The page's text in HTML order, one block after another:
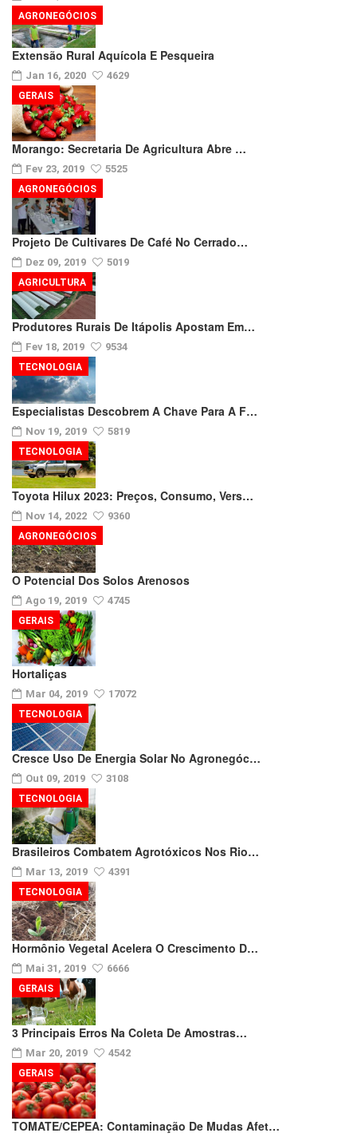
Extensão Rural Aquícola E Pesqueira
Jan 16, 2020 4629
AGRONEGÓCIOS
Morango: Secretaria De Agricultura Abre …
Fev 23, 2019 5525
GERAIS
Projeto De Cultivares De Café No Cerrado…
Dez 09, 2019 5019
AGRONEGÓCIOS
Produtores Rurais De Itápolis Apostam Em…
Fev 18, 2019 9534
AGRICULTURA
Especialistas Descobrem A Chave Para A F…
Nov 19, 2019 5819
TECNOLOGIA
Toyota Hilux 2023: Preços, Consumo, Vers…
Nov 14, 2022 9360
TECNOLOGIA
O Potencial Dos Solos Arenosos
Ago 19, 2019 4745
AGRONEGÓCIOS
Hortaliças
Mar 04, 2019 17072
GERAIS
Cresce Uso De Energia Solar No Agronegóc…
Out 09, 2019 3108
TECNOLOGIA
Brasileiros Combatem Agrotóxicos Nos Rio…
Mar 13, 2019 4391
TECNOLOGIA
Hormônio Vegetal Acelera O Crescimento D…
Mai 31, 2019 6666
TECNOLOGIA
3 Principais Erros Na Coleta De Amostras…
Mar 20, 2019 4542
GERAIS
TOMATE/CEPEA: Contaminação De Mudas Afet…
GERAIS